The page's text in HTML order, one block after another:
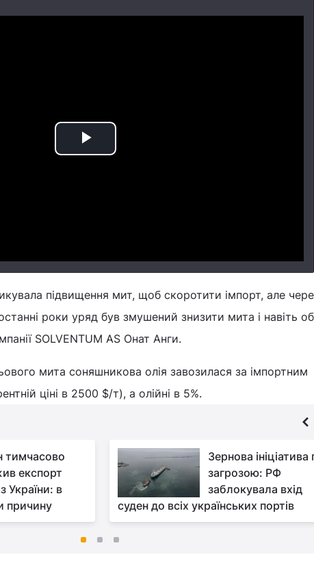
Play
підвищення мит, щоб скоротити імпорт, але
роки уряд був змушений знизити мита і навіть
SOLVENTUM AS Онат Анги.
мита соняшникова олія завозилася за імпортним
ціні в 2500 $/т), а олійні в 5%.
тимчасово
експорт
України: в
причину
Зернова ініціатива
загрозою: РФ
заблокувала вхід
суден до всіх українських портів